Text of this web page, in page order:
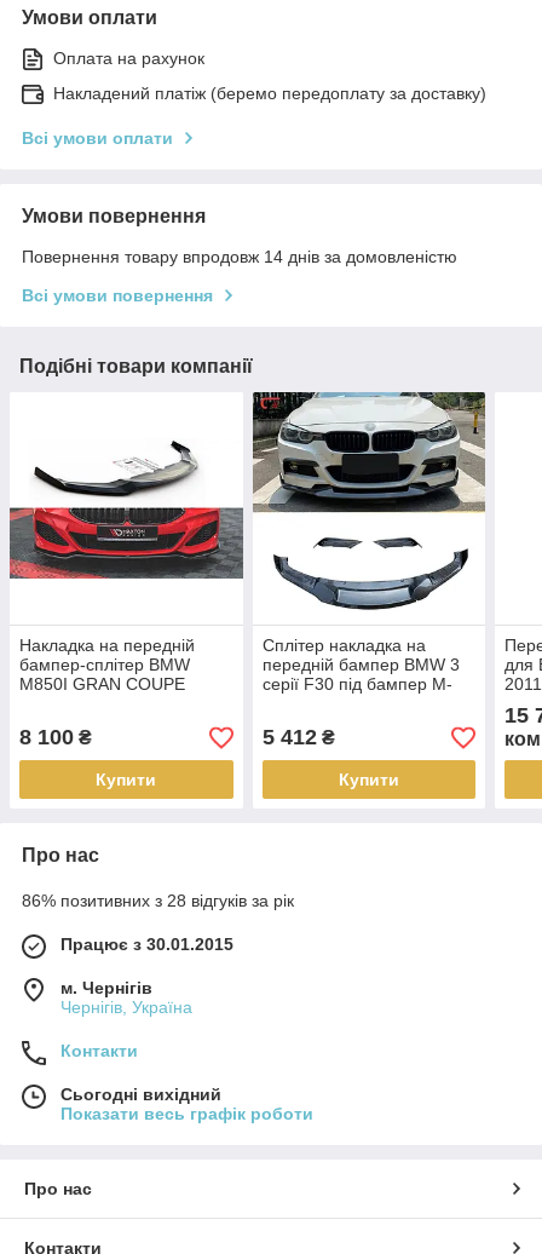
Умови оплати
Оплата на рахунок
Накладений платіж (беремо передоплату за доставку)
Всі умови оплати
Умови повернення
Повернення товару впродовж 14 днів за домовленістю
Всі умови повернення
Подібні товари компанії
Накладка на передній
бампер-сплітер BMW
M850I GRAN COUPE
8 100 ₴
Купити
Сплітер накладка на
передній бампер BMW 3
серії F30 під бампер М-
5 412₴
Купити
для
15
Про нас
86% позитивних з 28 відгуків за рік
Працює з 30.01.2015
м. Чернігів
Чернігів, Україна
Контакти
Сьогодні вихідний
Показати весь графік роботи
Про нас
Контакти